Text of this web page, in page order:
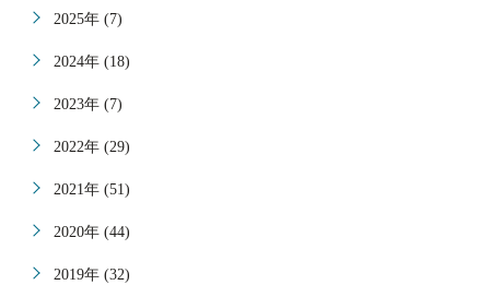
2025年 (7)
2024年 (18)
2023年 (7)
2022年 (29)
2021年 (51)
2020年 (44)
2019年 (32)